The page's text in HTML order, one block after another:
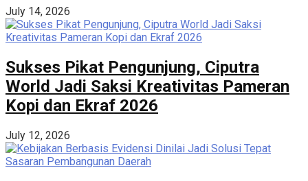
July 14, 2026
Sukses Pikat Pengunjung, Ciputra
World Jadi Saksi Kreativitas Pameran
Kopi dan Ekraf 2026
July 12, 2026